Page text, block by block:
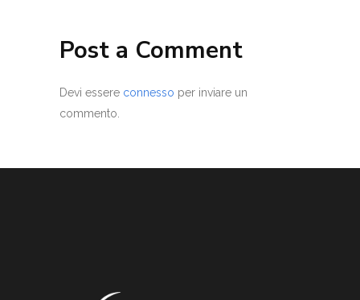
Post a Comment
Devi essere connesso per inviare un
commento.